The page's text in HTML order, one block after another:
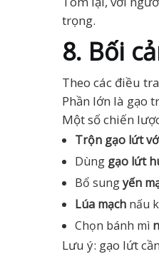
trọng.
8. Bối
Theo các điều
Phần lớn là gạo
Một số chiến
Trộn gạo lứt
Dùng gạo lứt
Bổ sungyến
Lúa mạch nấu
Chọn bánh mì
Lưu ý: gạo lứt